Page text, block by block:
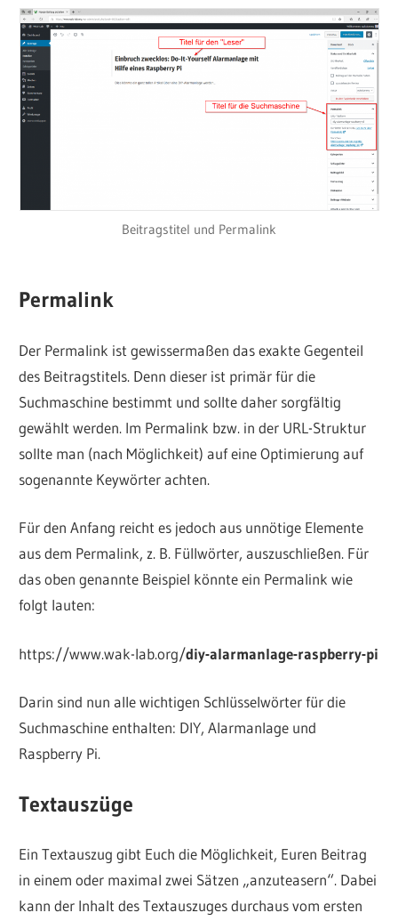
Beitragstitel und Permalink
Permalink
Der Permalink ist gewissermaßen das exakte Gegenteil
des Beitragstitels. Denn dieser ist primär für die
Suchmaschine bestimmt und sollte daher sorgfältig
gewählt werden. Im Permalink bzw. in der URL-Struktur
sollte man (nach Möglichkeit) auf eine Optimierung auf
sogenannte Keywörter achten.
Für den Anfang reicht es jedoch aus unnötige Elemente
aus dem Permalink, z. B. Füllwörter, auszuschließen. Für
das oben genannte Beispiel könnte ein Permalink wie
folgt lauten:
https://www.wak-lab.org/diy-alarmanlage-raspberry-pi
Darin sind nun alle wichtigen Schlüsselwörter für die
Suchmaschine enthalten: DIY, Alarmanlage und
Raspberry Pi.
Textauszüge
Ein Textauszug gibt Euch die Möglichkeit, Euren Beitrag
in einem oder maximal zwei Sätzen „anzuteasern“. Dabei
kann der Inhalt des Textauszuges durchaus vom ersten